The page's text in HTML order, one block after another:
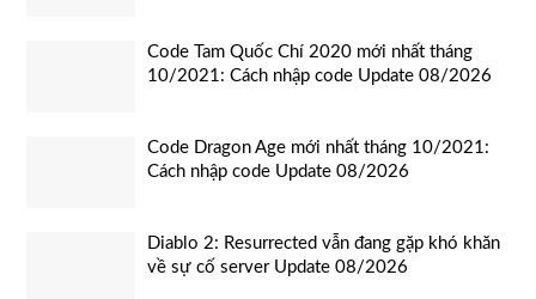
Code Tam Quốc Chí 2020 mới nhất tháng
10/2021: Cách nhập code Update 08/2026
Code Dragon Age mới nhất tháng 10/2021:
Cách nhập code Update 08/2026
Diablo 2: Resurrected vẫn đang gặp khó khăn
về sự cố server Update 08/2026